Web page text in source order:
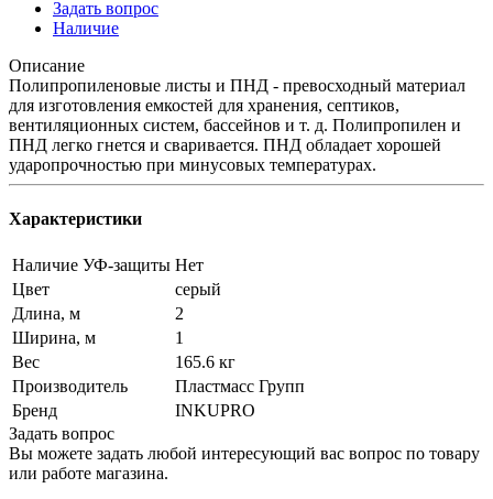
Задать вопрос
Наличие
Описание
Полипропиленовые листы и ПНД - превосходный материал
для изготовления емкостей для хранения, септиков,
вентиляционных систем, бассейнов и т. д. Полипропилен и
ПНД легко гнется и сваривается. ПНД обладает хорошей
ударопрочностью при минусовых температурах.
Характеристики
Наличие УФ-защиты Нет
Цвет
серый
Длина, м
2
Ширина, м
1
Вес
165.6 кг
Производитель
Пластмасс Групп
Бренд
INKUPRO
Задать вопрос
Вы можете задать любой интересующий вас вопрос по товару
или работе магазина.